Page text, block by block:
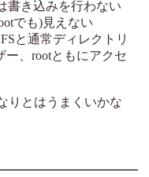
書き込みを行わない
でも)見えない
と通常ディレクトリ
ー、rootともにアクセ
りとはうまくいかな